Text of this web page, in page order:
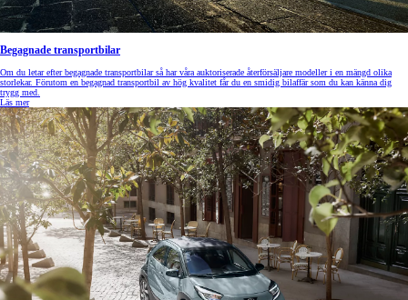
Begagnade transportbilar
Om du letar efter begagnade transportbilar så har våra auktoriserade återförsäljare modeller i en mängd olika
storlekar. Förutom en begagnad transportbil av hög kvalitet får du en smidig bilaffär som du kan känna dig
trygg med.
Läs mer